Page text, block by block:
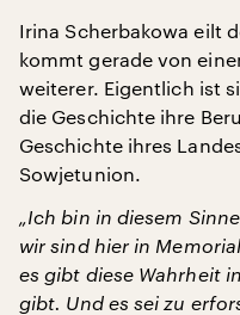
Irina Scherbakowa eilt
kommt gerade von
weiterer. Eigentlich ist
die Geschichte ihre
Geschichte ihres
Sowjetunion.
„Ich bin in diesem
wir sind hier in
es gibt diese Wahrheit
gibt. Und es sei zu